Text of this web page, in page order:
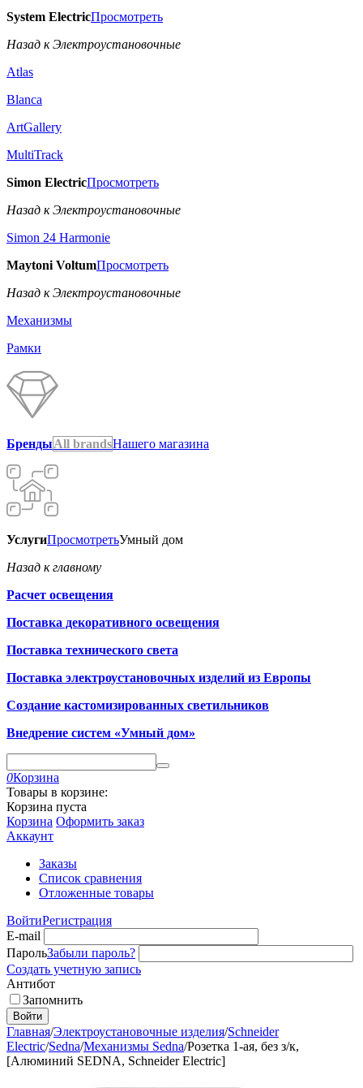
System ElectricПросмотреть
Назад к Электроустановочные
Atlas
Blanca
ArtGallery
MultiTrack
Simon ElectricПросмотреть
Назад к Электроустановочные
Simon 24 Harmonie
Maytoni VoltumПросмотреть
Назад к Электроустановочные
Механизмы
Рамки
БрендыAll brandsНашего магазина
УслугиПросмотретьУмный дом
Назад к главному
Расчет освещения
Поставка декоративного освещения
Поставка технического света
Поставка электроустановочных изделий из Европы
Создание кастомизированных светильников
Внедрение систем «Умный дом»
0Корзина
Товары в корзине:
Корзина пуста
Корзина Оформить заказ
Аккаунт
Заказы
Список сравнения
Отложенные товары
ВойтиРегистрация
E-mail
ПарольЗабыли пароль?
Создать учетную запись
Антибот
Запомнить
Войти
Главная/Электроустановочные изделия/Schneider
Electric/Sedna/Механизмы Sedna/Розетка 1-ая, без з/к,
[Алюминий SEDNA, Schneider Electric]